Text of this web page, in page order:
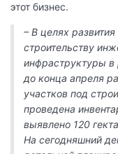
этот бизнес.
– В целях
строительству
инфраструктуры
до конца апреля
участков под
проведена
выявлено 120
На сегодняшний